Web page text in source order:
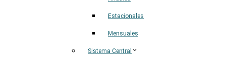
Estacionales
Mensuales
Sistema Central